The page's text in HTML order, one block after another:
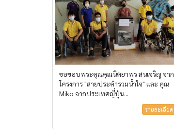
ขอขอบพระคุณคุณนิตยาพร สนเจริญ จาก
โครงการ "สายประคำรวมน้ำใจ" และ คุณ
Miko จากประเทศญี่ปุ่น...
รายละเอียด